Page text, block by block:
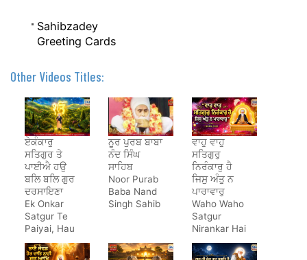
Sahibzadey
Greeting Cards
Other Videos Titles:
ਏਕੰਕਾਰੁ
ਸਤਿਗੁਰ ਤੇ
ਪਾਈਐ ਹਉ
ਬਲਿ ਬਲਿ ਗੁਰ
ਦਰਸਾਇਣਾ
Ek Onkar
Satgur Te
Paiyai, Hau
Bal Bal Gur
Darsayena
ਨੂਰ ਪੁਰਬ ਬਾਬਾ
ਨੰਦ ਸਿੰਘ
ਸਾਹਿਬ
Noor Purab
Baba Nand
Singh Sahib
ਵਾਹੁ ਵਾਹੁ
ਸਤਿਗੁਰੁ
ਨਿਰੰਕਾਰੁ ਹੈ
ਜਿਸੁ ਅੰਤੁ ਨ
ਪਾਰਾਵਾਰੁ
Waho Waho
Satgur
Nirankar Hai